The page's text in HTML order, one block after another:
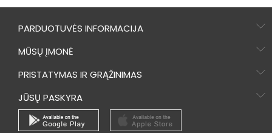
PARDUOTUVĖS INFORMACIJA
MŪSŲ ĮMONĖ
PRISTATYMAS IR GRĄŽINIMAS
JŪSŲ PASKYRA